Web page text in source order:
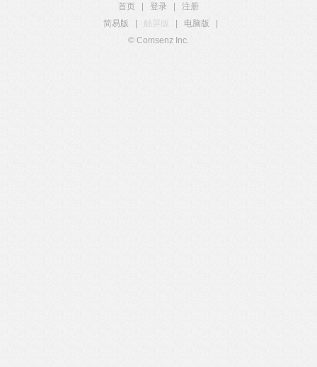
首页 登录
注册
简易版
触屏版 电脑版
© Comsenz Inc.